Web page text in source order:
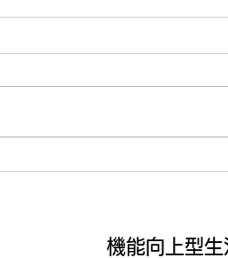
【ライフ通信５５７
機能向上型